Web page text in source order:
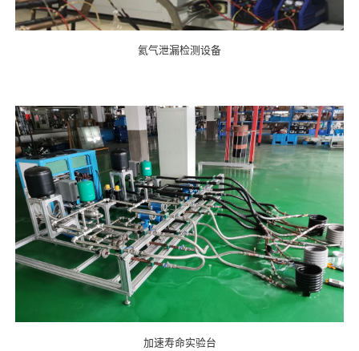
氦气泄漏检测设备
加速寿命实验台